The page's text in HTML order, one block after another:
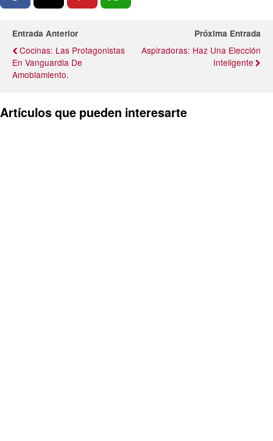
Entrada Anterior
Cocinas: Las Protagonistas
En Vanguardia De
Amoblamiento.
Próxima Entrada
Aspiradoras: Haz Una Elección
Inteligente
Artículos que pueden interesarte